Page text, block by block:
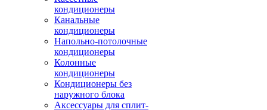
кондиционеры
Канальные
кондиционеры
Напольно-потолочные
кондиционеры
Колонные
кондиционеры
Кондиционеры без
наружного блока
Аксессуары для сплит-